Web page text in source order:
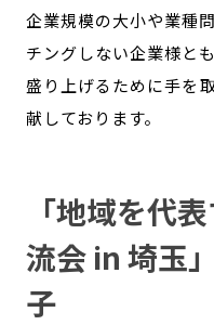
企業規模の大小や業種
チングしない企業様と
盛り上げるために手を
献しております。
「地域を代
流会 in 埼玉
子